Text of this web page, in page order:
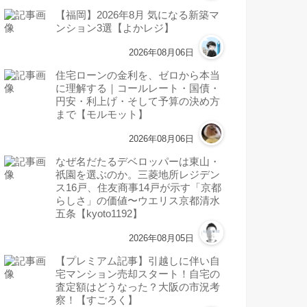
【福岡】2026年8月 気になる新築マ
ンション3選【よかレジ】
2026年08月06日
住宅ローンの金利を、ゼロから本当
に理解する｜コールレート・国債・
円安・利上げ・そして予算の決め方
まで【モルモット】
2026年08月06日
なぜ名だたるデベロッパーは東山・
祇園を選ぶのか。三菱地所レジデン
ス16戸、住友商事14戸が示す「京都
らしさ」の価値〜ウエリス京都清水
五条【kyoto1192】
2026年08月05日
【プレミアム記事】引越しに伴い自
宅マンション売却スタート！自宅の
査定額はどうなった？大阪の市況考
察！【すごろく】